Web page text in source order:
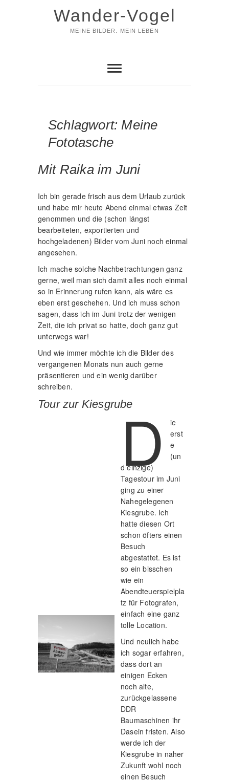
Wander-Vogel
MEINE BILDER. MEIN LEBEN
Schlagwort: Meine
Fototasche
Mit Raika im Juni
Ich bin gerade frisch aus dem Urlaub zurück
und habe mir heute Abend einmal etwas Zeit
genommen und die (schon längst
bearbeiteten, exportierten und
hochgeladenen) Bilder vom Juni noch einmal
angesehen.
Ich mache solche Nachbetrachtungen ganz
gerne, weil man sich damit alles noch einmal
so in Erinnerung rufen kann, als wäre es
eben erst geschehen. Und ich muss schon
sagen, dass ich im Juni trotz der wenigen
Zeit, die ich privat so hatte, doch ganz gut
unterwegs war!
Und wie immer möchte ich die Bilder des
vergangenen Monats nun auch gerne
präsentieren und ein wenig darüber
schreiben.
Tour zur KiesgrubeD
ie
erst
e
(un
d einzige)
Tagestour im Juni
ging zu einer
Nahegelegenen
Kiesgrube. Ich
hatte diesen Ort
schon öfters einen
Besuch
abgestattet. Es ist
so ein bisschen
wie ein
Abendteuerspielpla
tz für Fotografen,
einfach eine ganz
tolle Location.
Und neulich habe
ich sogar erfahren,
dass dort an
einigen Ecken
noch alte,
zurückgelassene
DDR
Baumaschinen ihr
Dasein fristen. Also
werde ich der
Kiesgrube in naher
Zukunft wohl noch
einen Besuch